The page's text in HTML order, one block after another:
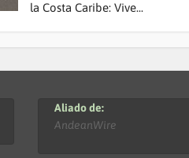
la Costa Caribe: Vive...
Aliado de:
AndeanWire